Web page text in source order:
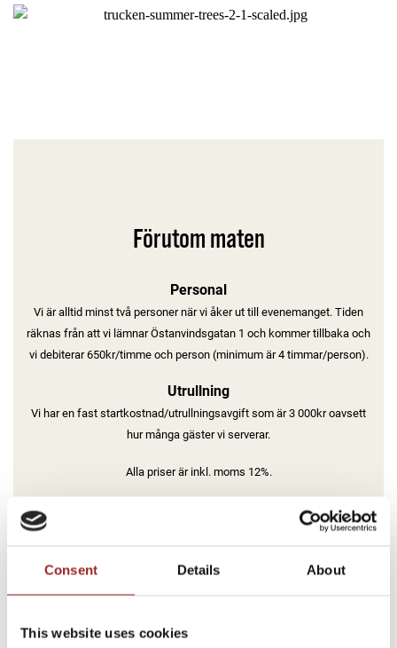
Consent Details About
This website uses cookies
Förutom maten
Personal
Vi är alltid minst två personer när vi åker ut till evenemanget. Tiden
räknas från att vi lämnar Östanvindsgatan 1 och kommer tillbaka och
vi debiterar 650kr/timme och person (minimum är 4 timmar/person).
Utrullning
Vi har en fast startkostnad/utrullningsavgift som är 3 000kr oavsett
hur många gäster vi serverar.
Alla priser är inkl. moms 12%.